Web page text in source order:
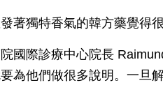
著獨特香氣的韓方藥覺得
國際診療中心院長
為他們做很多說明。一旦